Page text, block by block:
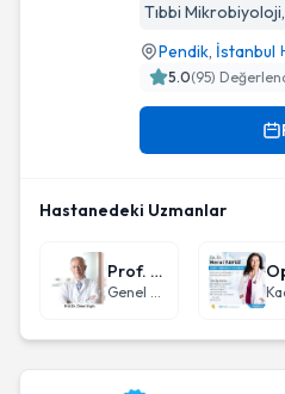
Tıbbi Mikrobiyoloji,
Pendik, İstanbul
5.0(95)
Hastanedeki Uzmanlar
Prof. Dr. Ömer Engin
Genel Cerrahi